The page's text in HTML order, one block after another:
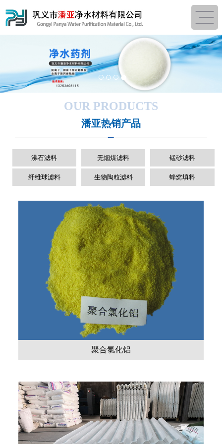
1 2 3 4
OUR PRODUCTS
潘亚热销产品
沸石滤料 无烟煤滤料 锰砂滤料
纤维球滤料 生物陶粒滤料 蜂窝填料
聚合氯化铝